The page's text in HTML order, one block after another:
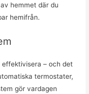
hemmet där du
hemifrån.
– och det
termostater,
gör vardagen